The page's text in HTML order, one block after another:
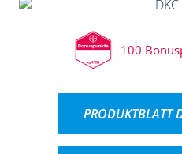
100
PRODUKTBLATT